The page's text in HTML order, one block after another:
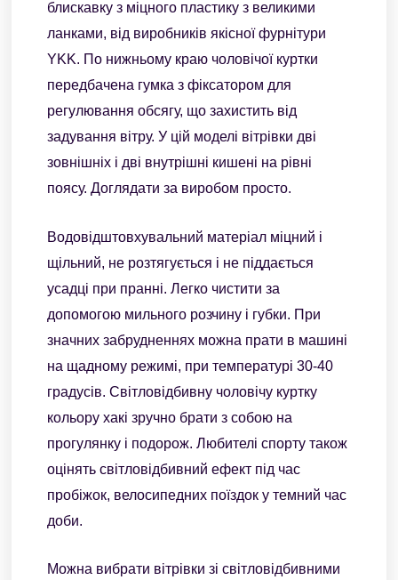
блискавку з міцного пластику з великими
ланками, від виробників якісної фурнітури
YKK. По нижньому краю чоловічої куртки
передбачена гумка з фіксатором для
регулювання обсягу, що захистить від
задування вітру. У цій моделі вітрівки дві
зовнішніх і дві внутрішні кишені на рівні
поясу. Доглядати за виробом просто.
Водовідштовхувальний матеріал міцний і
щільний, не розтягується і не піддається
усадці при пранні. Легко чистити за
допомогою мильного розчину і губки. При
значних забрудненнях можна прати в машині
на щадному режимі, при температурі 30-40
градусів. Світловідбивну чоловічу куртку
кольору хакі зручно брати з собою на
прогулянку і подорож. Любителі спорту також
оцінять світловідбивний ефект під час
пробіжок, велосипедних поїздок у темний час
доби.
Можна вибрати вітрівки зі світловідбивними